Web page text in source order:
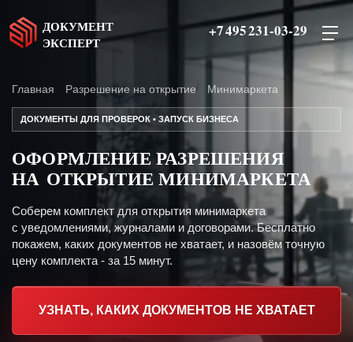
ДОКУМЕНТ
ЭКСПЕРТ
+7 495 231-03-29
Главная Разрешение на открытие Минимаркета
ДОКУМЕНТЫ ДЛЯ ПРОВЕРОК • ЗАПУСК БИЗНЕСА
ОФОРМЛЕНИЕ РАЗРЕШЕНИЯ
НА ОТКРЫТИЕ МИНИМАРКЕТА
Соберем комплект для открытия минимаркета
с уведомлениями, журналами и договорами. Бесплатно
покажем, каких документов не хватает, и назовём точную
цену комплекта - за 15 минут.
УЗНАТЬ, КАКИХ ДОКУМЕНТОВ НЕ ХВАТАЕТ